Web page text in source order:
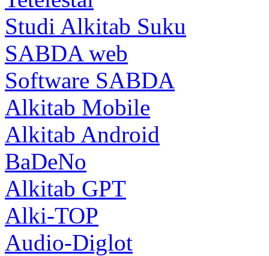
Studi Alkitab Suku
SABDA web
Software SABDA
Alkitab Mobile
Alkitab Android
BaDeNo
Alkitab GPT
Alki-TOP
Audio-Diglot